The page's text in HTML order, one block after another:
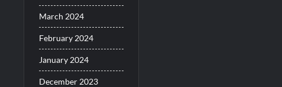
March 2024
February 2024
January 2024
December 2023